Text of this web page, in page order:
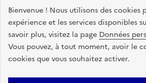
Bienvenue ! Nous utilisons des
expérience et les services disponibles
savoir plus, visitez la page Données
Vous pouvez, à tout moment, avoir le
cookies que vous souhaitez activer.
avec le système de design de l’État.
legifrance.gouv.fr
info.gouv.fr
service-public.gouv.fr
data.gouv.fr
Plan du site Accessibilite : non conforme